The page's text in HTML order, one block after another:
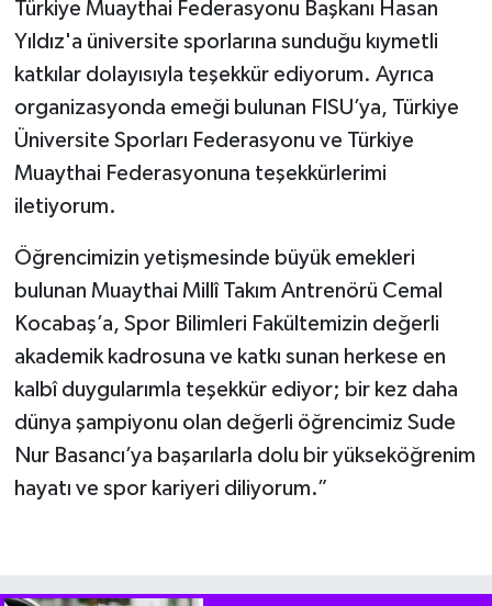
Türkiye Muaythai Federasyonu Başkanı Hasan
Yıldız'a üniversite sporlarına sunduğu kıymetli
katkılar dolayısıyla teşekkür ediyorum. Ayrıca
organizasyonda emeği bulunan FISU’ya, Türkiye
Üniversite Sporları Federasyonu ve Türkiye
Muaythai Federasyonuna teşekkürlerimi
iletiyorum.
Öğrencimizin yetişmesinde büyük emekleri
bulunan Muaythai Millî Takım Antrenörü Cemal
Kocabaş’a, Spor Bilimleri Fakültemizin değerli
akademik kadrosuna ve katkı sunan herkese en
kalbî duygularımla teşekkür ediyor; bir kez daha
dünya şampiyonu olan değerli öğrencimiz Sude
Nur Basancı’ya başarılarla dolu bir yükseköğrenim
hayatı ve spor kariyeri diliyorum.”